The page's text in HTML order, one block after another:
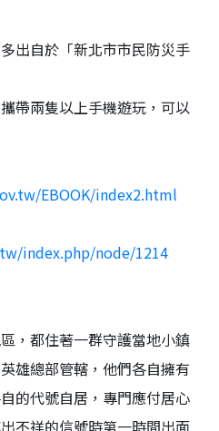
出自於「新北市市民防災手
帶兩隻以上手機遊玩，可以
EBOOK/index2.html
index.php/node/1214
，都住著一群守護當地小鎮
雄總部管轄，他們各自擁有
的代號自居，專門應付居心
不祥的信號時第一時間出面